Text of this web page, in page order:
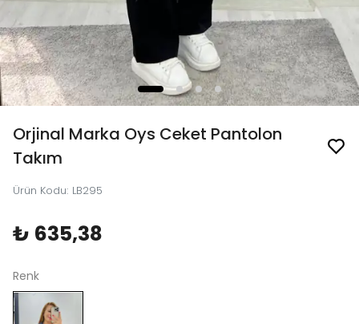
Orjinal Marka Oys Ceket Pantolon
Takım
Ürün Kodu: LB295
₺ 635,38
Renk